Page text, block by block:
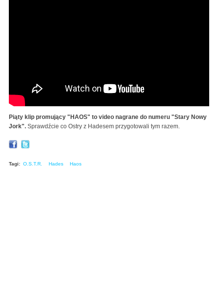
Piąty klip promujący "HAOS" to video nagrane do numeru "Stary Nowy
Jork". Sprawdźcie co Ostry z Hadesem przygotowali tym razem.
Tagi: O.S.T.R. Hades Haos